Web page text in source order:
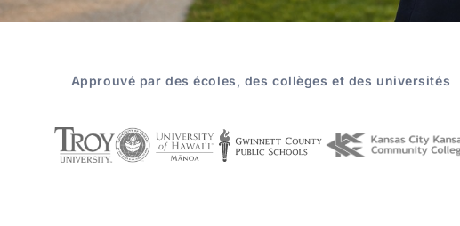
Approuvé par des écoles, des collèges et des universités